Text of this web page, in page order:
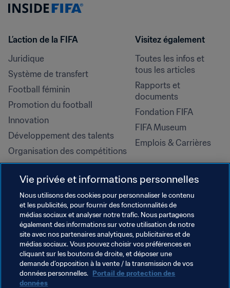
L’action de la FIFA
Juridique
Système de transfert
Football féminin
Promotion du football
Innovation
Développement des talents
Organisation des compétitions
Développement durable
Droits de l'homme et lutte contre
la discrimination
Santé et médical
Initiatives en matière de
formation
Visitez également
Toutes les infos et
tous les articles
Rapports et
documents
Fondation FIFA
FIFA Museum
Emplois & Carrières
Vie privée et informations personnelles
Nous utilisons des cookies pour personnaliser le contenu
et les publicités, pour fournir des fonctionnalités de
médias sociaux et analyser notre trafic. Nous partageons
également des informations sur votre utilisation de notre
site avec nos partenaires analytiques, publicitaires et de
médias sociaux. Vous pouvez choisir vos préférences en
cliquant sur les boutons de droite, et déposer une
demande d’opposition à la vente / la transmission de vos
données personnelles. Portail de protection des
données